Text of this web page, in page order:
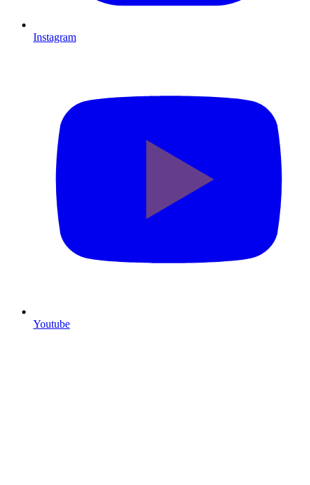
Instagram
Youtube